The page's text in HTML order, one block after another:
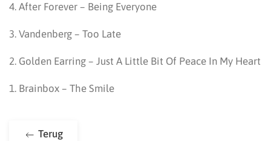
4. After Forever – Being Everyone
3. Vandenberg – Too Late
2. Golden Earring – Just A Little Bit Of Peace In My Heart
1. Brainbox – The Smile
Terug